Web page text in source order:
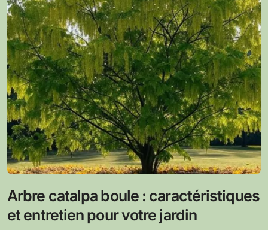
Arbre catalpa boule : caractéristiques
et entretien pour votre jardin